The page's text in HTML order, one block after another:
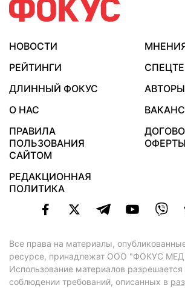
НОВОСТИ
РЕЙТИНГИ
ДЛИННЫЙ ФОКУС
АВТОРЫ
О НАС
ПРАВИЛА
ПОЛЬЗОВАНИЯ
САЙТОМ
ОФЕРТЫ
РЕДАКЦИОННАЯ
ПОЛИТИКА
Все права на материалы,
ресурсе, принадлежат ООО "ФОКУС
Использование материалов разрешается
соблюдении требований, описанных в